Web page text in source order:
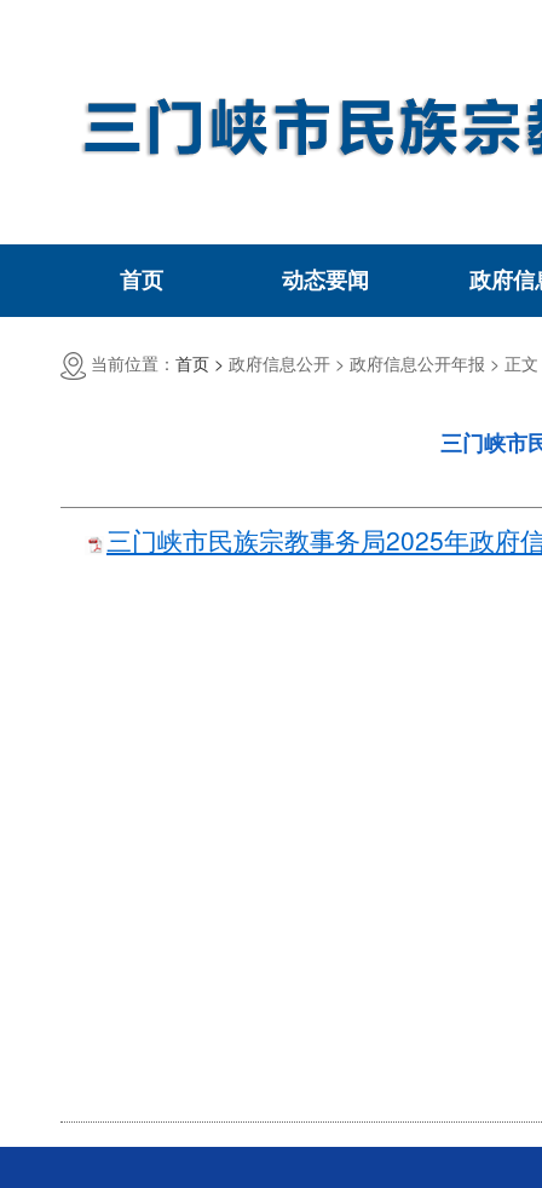
首页 动态要闻 政府信
当前位置： 首页 > 政府信息公开 > 政府信息公开年报 > 正文
三门峡市
三门峡市民族宗教事务局2025年政府